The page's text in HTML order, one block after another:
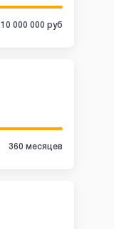
10 000 000 руб
360 месяцев